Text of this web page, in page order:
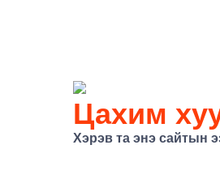
Цахим
Хэрэв та энэ сайтын